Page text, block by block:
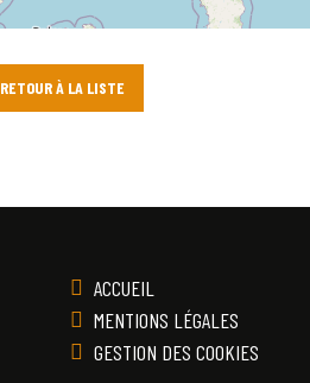
RETOUR À LA LISTE
ACCUEIL
MENTIONS LÉGALES
GESTION DES COOKIES